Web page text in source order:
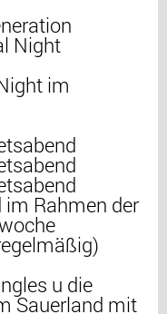
Night
im
im Rahmen der
u die
Sauerland mit